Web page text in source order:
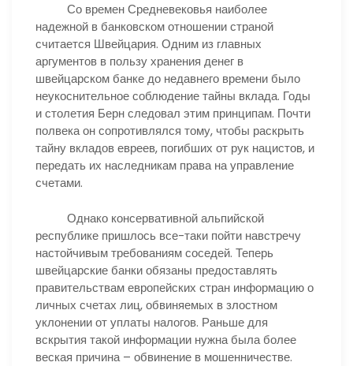
Со времен Средневековья наиболее
надежной в банковском отношении страной
считается Швейцария. Одним из главных
аргументов в пользу хранения денег в
швейцарском банке до недавнего времени было
неукоснительное соблюдение тайны вклада. Годы
и столетия Берн следовал этим принципам. Почти
полвека он сопротивлялся тому, чтобы раскрыть
тайну вкладов евреев, погибших от рук нацистов, и
передать их наследникам права на управление
счетами.
Однако консервативной альпийской
республике пришлось все-таки пойти навстречу
настойчивым требованиям соседей. Теперь
швейцарские банки обязаны предоставлять
правительствам европейских стран информацию о
личных счетах лиц, обвиняемых в злостном
уклонении от уплаты налогов. Раньше для
вскрытия такой информации нужна была более
веская причина – обвинение в мошенничестве.